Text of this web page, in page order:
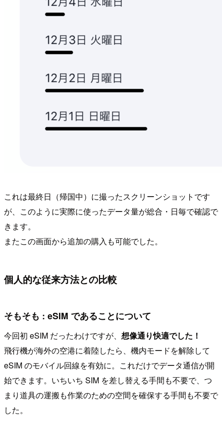
これは最終日（帰国中）に撮ったスクリーンショットです
が、このように実際に使ったデータ量が総合・日毎で確認で
きます。
またこの画面から追加の購入も可能でした。
個人的な従来方法との比較
そもそも : eSIM であることについて
今回初 eSIM だったわけですが、 想像通り快適でした！
飛行機が海外の空港に着陸したら、機内モードを解除して
eSIM のモバイル回線を有効に。これだけでデータ通信が開
始できます。いちいち SIM を差し替える手間も不要で、つ
まり道具の運搬も作業のための空間を確保する手間も不要で
した。